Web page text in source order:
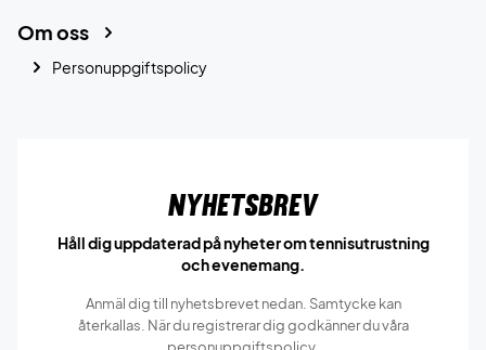
Om oss
Personuppgiftspolicy
Nyhetsbrev
Håll dig uppdaterad på nyheter om tennisutrustning
och evenemang.
Anmäl dig till nyhetsbrevet nedan. Samtycke kan
återkallas. När du registrerar dig godkänner du våra
personuppgiftspolicy.